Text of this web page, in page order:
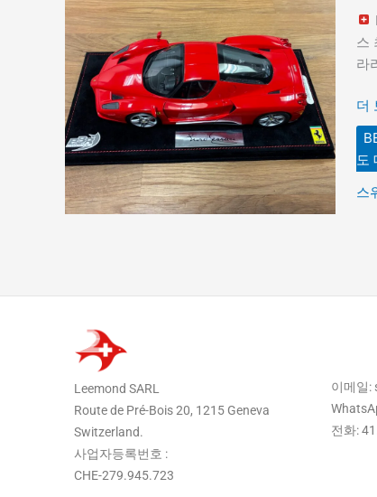
스
라
페
라
리
조
모
형,
당
국
송
되
었
더
도
스
Leemond SARL
Route de Pré-Bois 20, 1215 Geneva
Switzerland.
사업자등록번호 :
CHE-279.945.723
이메일:
전화: